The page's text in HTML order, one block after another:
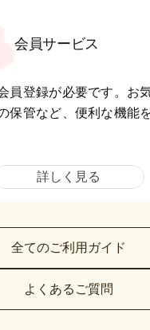
会員サービス
員登録が必要です。お
保管など、便利な機能
詳しく見る
全てのご利用ガイド
よくあるご質問